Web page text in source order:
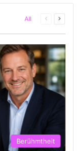
All
Previous
Next
Berühmtheit